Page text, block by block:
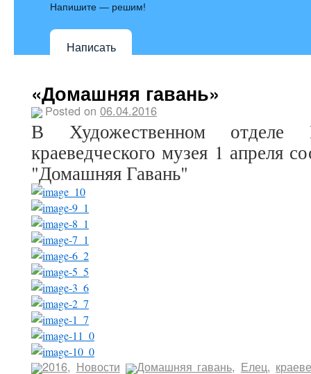
Напишите — решим!
Написать
«Домашняя гавань»
Posted on 06.04.2016
В Художественном отделе
краеведческого музея 1 апреля
"Домашняя Гавань"
2016, Новости Домашняя гавань, Елец,